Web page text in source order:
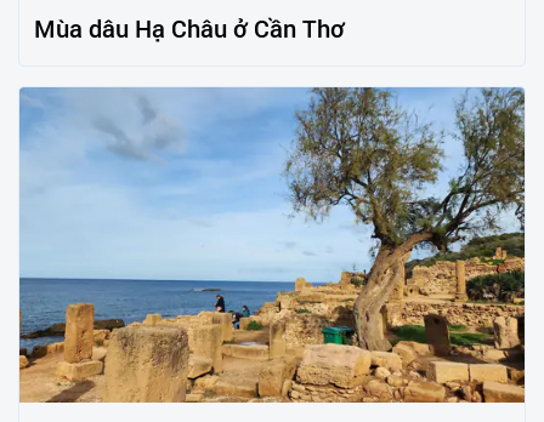
Mùa dâu Hạ Châu ở Cần Thơ